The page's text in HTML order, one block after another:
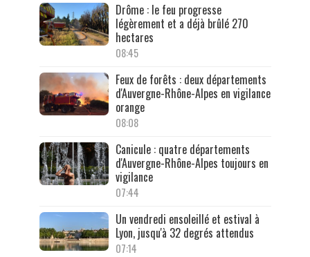
Drôme : le feu progresse
légèrement et a déjà brûlé 270
hectares
08:45
Feux de forêts : deux départements
d'Auvergne-Rhône-Alpes en vigilance
orange
08:08
Canicule : quatre départements
d'Auvergne-Rhône-Alpes toujours en
vigilance
07:44
Un vendredi ensoleillé et estival à
Lyon, jusqu'à 32 degrés attendus
07:14